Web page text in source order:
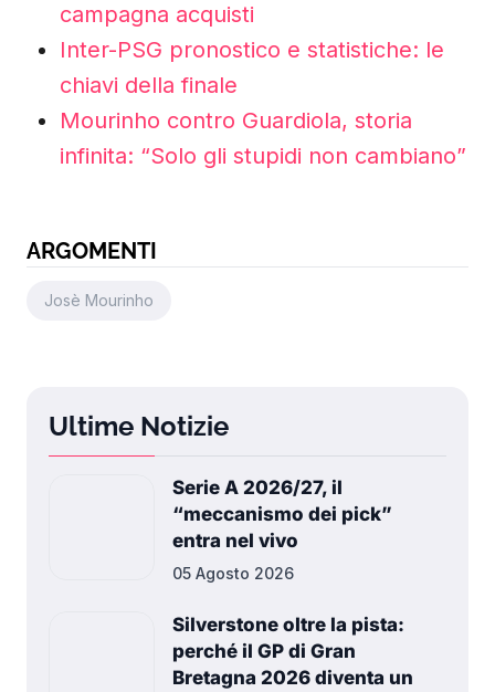
campagna acquisti
Inter-PSG pronostico e statistiche: le
chiavi della finale
Mourinho contro Guardiola, storia
infinita: “Solo gli stupidi non cambiano”
ARGOMENTI
Josè Mourinho
Ultime Notizie
Serie A 2026/27, il
“meccanismo dei pick”
entra nel vivo
05 Agosto 2026
Silverstone oltre la pista:
perché il GP di Gran
Bretagna 2026 diventa un